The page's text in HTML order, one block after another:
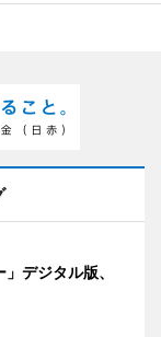
デジタル版、